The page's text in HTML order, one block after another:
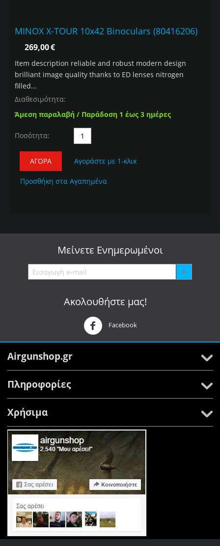
MINOX X-TOUR 10x42 Binoculars (80416206)
269,00€
Item description reliable and robust modern design
brilliant image quality thanks to ED lenses nitrogen
filled...
Διαθεσιμότητα:
Άμεση παραλαβή / Παράδοση 1 έως 3 ημέρες
Ποσότητα:
ΑΓΟΡΆ Αγοράστε με 1-κλικ
Προσθήκη στα Αγαπημένα
Μείνετε Ενημερωμένοι
Ακολουθήστε μας!
Facebook
Airgunshop.gr
Πληροφορίες
Χρήσιμα